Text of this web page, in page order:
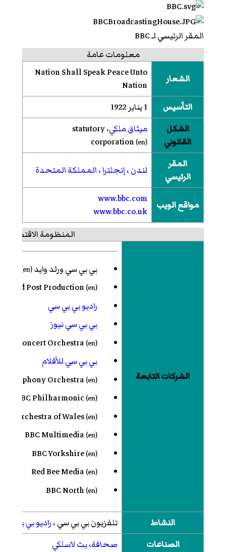
المقر الرئيسي لـ BBC
معلومات عامة
الشعار
Nation Shall Speak Peace Unto
Nation
التأسيس
1 يناير 1922
الشكل
القانوني
ميثاق ملكي ، statutory
corporation (en)
المقر
الرئيسي
لندن،إنجلترا،المملكة المتحدة
مواقع الويب
www.bbc.com
www.bbc.co.uk
المنظومة الاقتصادية
الشركات التابعة
بي بي سي ورلد وايد(
en
)
and Post Production (en)
راديو بي بي سي
بي بي سي نيوز
BBC Concert Orchestra (en)
بي بي سي للأفلام
Symphony Orchestra (en)
BBC Philharmonic(en)
Orchestra of Wales(en)
BBC Multimedia (en)
BBC Yorkshire(en)
Red Bee Media (en)
BBC North (en)
النشاط تلفزيون بي بي سي،راديو بي بي سي
الصناعات
صحافة،بث لاسلكي